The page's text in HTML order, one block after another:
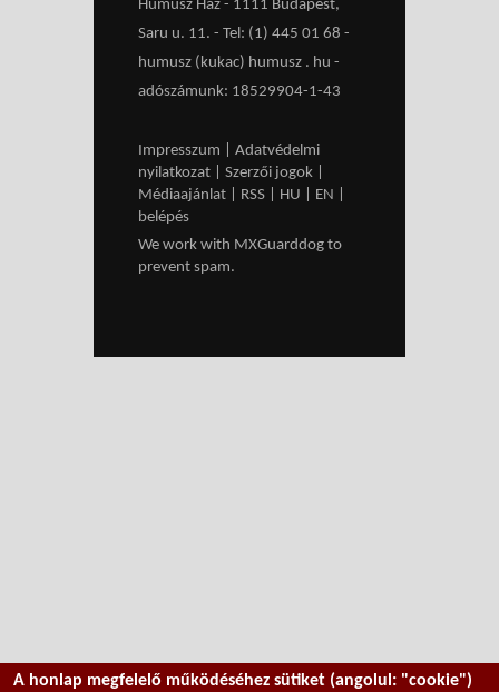
Humusz Ház - 1111 Budapest,
Saru u. 11. - Tel: (1) 445 01 68 -
humusz (kukac) humusz . hu -
adószámunk: 18529904-1-43
Impresszum
Adatvédelmi
nyilatkozat
Szerzői jogok
Médiaajánlat
RSS HU EN
belépés
We work with MXGuarddog to
prevent spam.
A honlap megfelelő működéséhez sütiket (angolul: "cookie")